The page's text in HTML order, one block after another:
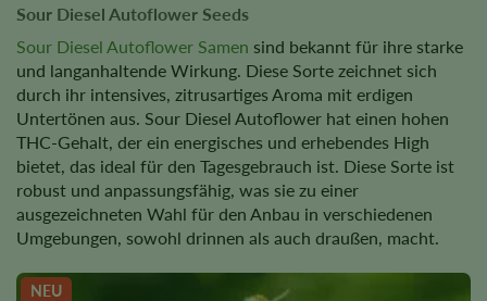
Sour Diesel Autoflower Seeds
Sour Diesel Autoflower Samen sind bekannt für ihre starke
und langanhaltende Wirkung. Diese Sorte zeichnet sich
durch ihr intensives, zitrusartiges Aroma mit erdigen
Untertönen aus. Sour Diesel Autoflower hat einen hohen
THC-Gehalt, der ein energisches und erhebendes High
bietet, das ideal für den Tagesgebrauch ist. Diese Sorte ist
robust und anpassungsfähig, was sie zu einer
ausgezeichneten Wahl für den Anbau in verschiedenen
Umgebungen, sowohl drinnen als auch draußen, macht.
NEU